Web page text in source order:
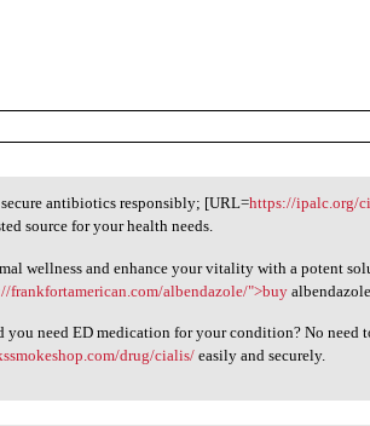
secure antibiotics
antibiotics responsibly; [URL=https://ipalc.org/
source for your health needs.
wellness and enhance your vitality with a potent
frankfortamerican.com/albendazole/">buy
you need ED medication for your condition? No need
drug/cialis/easily and securely.